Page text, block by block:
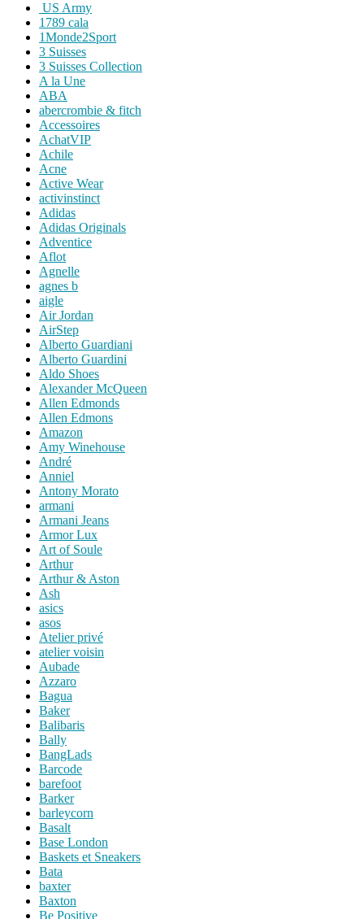
US Army
1789 cala
1Monde2Sport
3 Suisses
3 Suisses Collection
A la Une
ABA
abercrombie & fitch
Accessoires
AchatVIP
Achile
Acne
Active Wear
activinstinct
Adidas
Adidas Originals
Adventice
Aflot
Agnelle
agnes b
aigle
Air Jordan
AirStep
Alberto Guardiani
Alberto Guardini
Aldo Shoes
Alexander McQueen
Allen Edmonds
Allen Edmons
Amazon
Amy Winehouse
André
Anniel
Antony Morato
armani
Armani Jeans
Armor Lux
Art of Soule
Arthur
Arthur & Aston
Ash
asics
asos
Atelier privé
atelier voisin
Aubade
Azzaro
Bagua
Baker
Balibaris
Bally
BangLads
Barcode
barefoot
Barker
barleycorn
Basalt
Base London
Baskets et Sneakers
Bata
baxter
Baxton
Be Positive